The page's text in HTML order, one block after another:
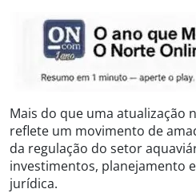
Mais do que uma atualização
reflete um movimento de
da regulação do setor
investimentos, planejamento
jurídica.